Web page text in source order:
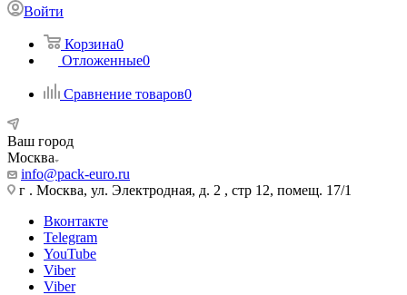
Войти
Корзина0
Отложенные0
Сравнение товаров0
Ваш город
Москва
info@pack-euro.ru
г . Москва, ул. Электродная, д. 2 , стр 12, помещ. 17/1
Вконтакте
Telegram
YouTube
Viber
Viber